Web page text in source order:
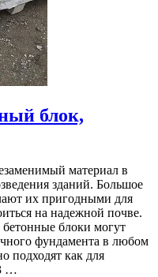
блок,
материал в
зданий. Большое
их пригодными для
на надежной почве.
блоки могут
фундамента в любом
подходят как для
…